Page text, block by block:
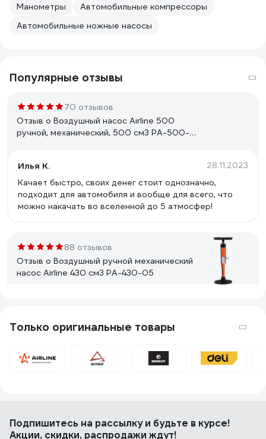
Манометры
Автомобильные компрессоры
Автомобильные ножные насосы
Популярные отзывы
70 отзывов
Отзыв о Воздушный насос Airline 500
ручной, механический, 500 см3 PA-500-
Илья К.
28.11.2023
Качает быстро, своих денег стоит однозначно,
подходит для автомобиля и вообще для всего, что
можно накачать во вселенной до 5 атмосфер!
88 отзывов
Отзыв о Воздушный ручной механический
насос Airline 430 см3 PA-430-05
Есть
22 отзыва
Михаил. 27.03.2018
Только оригинальные товары
Подпишитесь на рассылкуи будьте в курсе!
Акции, скидки, распродажи ждут!